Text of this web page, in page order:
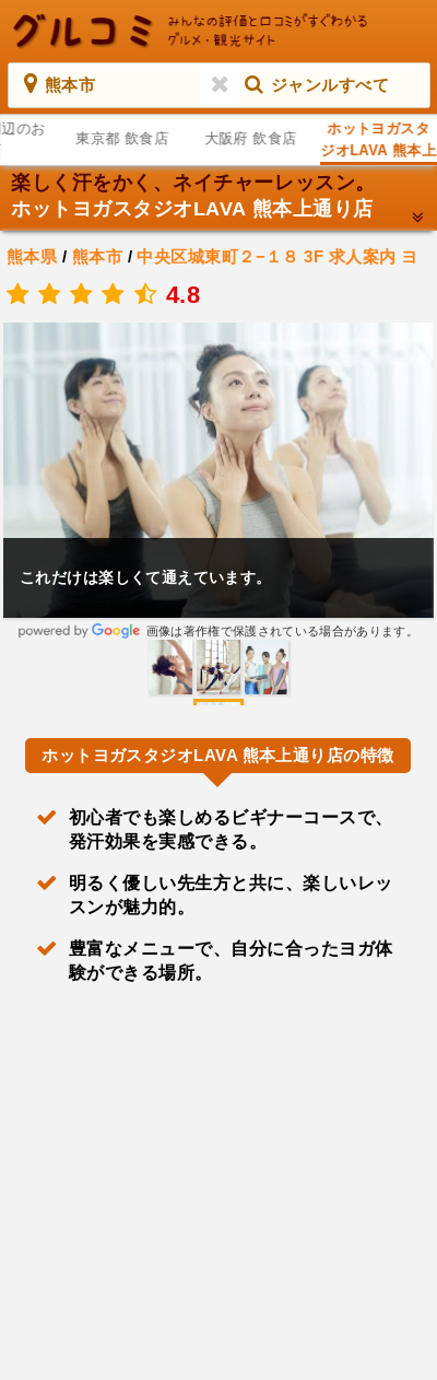
熊本市 ジャンルすべて
のお
東京都 飲食店 大阪府 飲食店
ホットヨガスタ
ジオLAVA 熊本上
通り店
楽しく汗をかく、ネイチャーレッスン。
ホットヨガスタジオLAVA 熊本上通り店
熊本県 / 熊本市 /中央区城東町２−１８ 3F 求人案内 ヨ
.
4.8
これだけは楽しくて通えています。
画像は著作権で保護されている場合があります。
ホットヨガスタジオLAVA 熊本上通り店の特徴
初心者でも楽しめるビギナーコースで、
発汗効果を実感できる。
明るく優しい先生方と共に、楽しいレッ
スンが魅力的。
豊富なメニューで、自分に合ったヨガ体
験ができる場所。